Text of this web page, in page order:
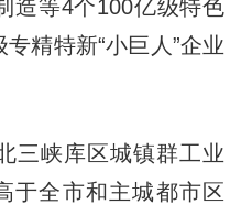
造等4个100亿级特色
精特新“小巨人”企业
峡库区城镇群工业
于全市和主城都市区